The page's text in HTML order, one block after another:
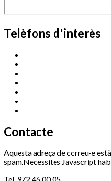
Telèfons d'interès
Contacte
Aquesta adreça de correu-e
spam.Necessites Javascript
Tel. 972 46 00 05